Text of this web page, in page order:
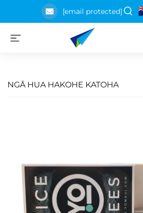
[email protected]
NGĀ HUA HAKOHE KATOHA